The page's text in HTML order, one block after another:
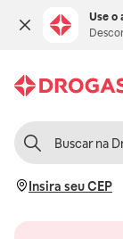
Use o
Insira seu CEP